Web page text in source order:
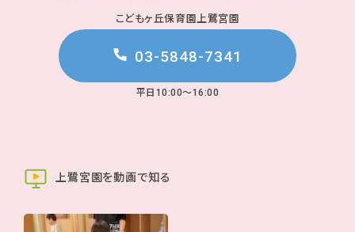
こどもヶ丘保育園上鷺宮園
03-5848-7341
平日10:00～16:00
上鷺宮園を動画で知る